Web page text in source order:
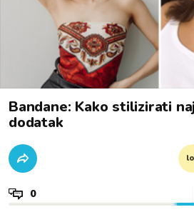
Bandane: Kako stilizirati
dodatak
0